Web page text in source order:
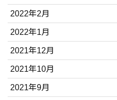
2022年2月
2022年1月
2021年12月
2021年10月
2021年9月